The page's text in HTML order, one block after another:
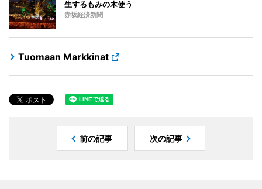
生するもみの木使う
赤坂経済新聞
Tuomaan Markkinat
前の記事 次の記事